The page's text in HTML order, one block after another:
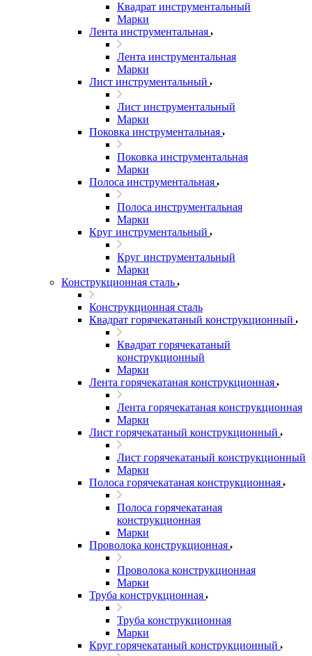
Квадрат инструментальный
Марки
Лента инструментальная
Лента инструментальная
Марки
Лист инструментальный
Лист инструментальный
Марки
Поковка инструментальная
Поковка инструментальная
Марки
Полоса инструментальная
Полоса инструментальная
Марки
Круг инструментальный
Круг инструментальный
Марки
Конструкционная сталь
Конструкционная сталь
Квадрат горячекатаный конструкционный
Квадрат горячекатаный
конструкционный
Марки
Лента горячекатаная конструкционная
Лента горячекатаная конструкционная
Марки
Лист горячекатаный конструкционный
Лист горячекатаный конструкционный
Марки
Полоса горячекатаная конструкционная
Полоса горячекатаная
конструкционная
Марки
Проволока конструкционная
Проволока конструкционная
Марки
Труба конструкционная
Труба конструкционная
Марки
Круг горячекатаный конструкционный